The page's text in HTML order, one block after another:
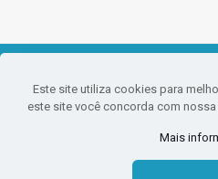
O conteúdo deste site e blog
a prévia autorização da
CRC-SC-009935/O-0
SC-
Este site utiliza cookies para
este site você concorda com nossa
Mais